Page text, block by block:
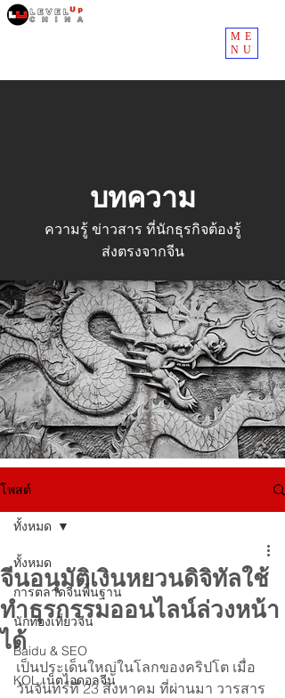
ME
NU
บทความ
ความรู้ ข่าวสาร ที่นักธุรกิจต้องรู้
ส่งตรงจากจีน
โพสต์
ทั้งหมด
การตลาดจีนพื้นฐาน
นักท่องเที่ยวจีน
Baidu & SEO
KOL เน็ตไอดอลจีน
ทั้งหมด
จีนอนุมัติเงินหยวนดิจิทัลใช้
ทำธุรกรรมออนไลน์ล่วงหน้า
ได้
เป็นประเด็นใหญ่ในโลกของคริปโต เมื่อ
วันจันทร์ที่ 23 สิงหาคม ที่ผ่านมา วารสาร